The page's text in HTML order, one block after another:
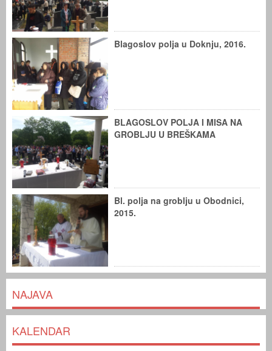
Blagoslov polja u Doknju, 2016.
BLAGOSLOV POLJA I MISA NA
GROBLJU U BREŠKAMA
Bl. polja na groblju u Obodnici,
2015.
NAJAVA
KALENDAR